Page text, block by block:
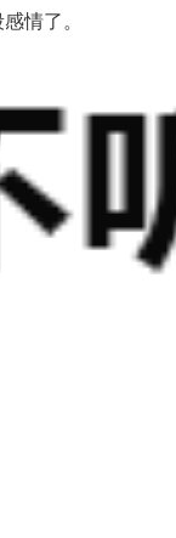
情了。